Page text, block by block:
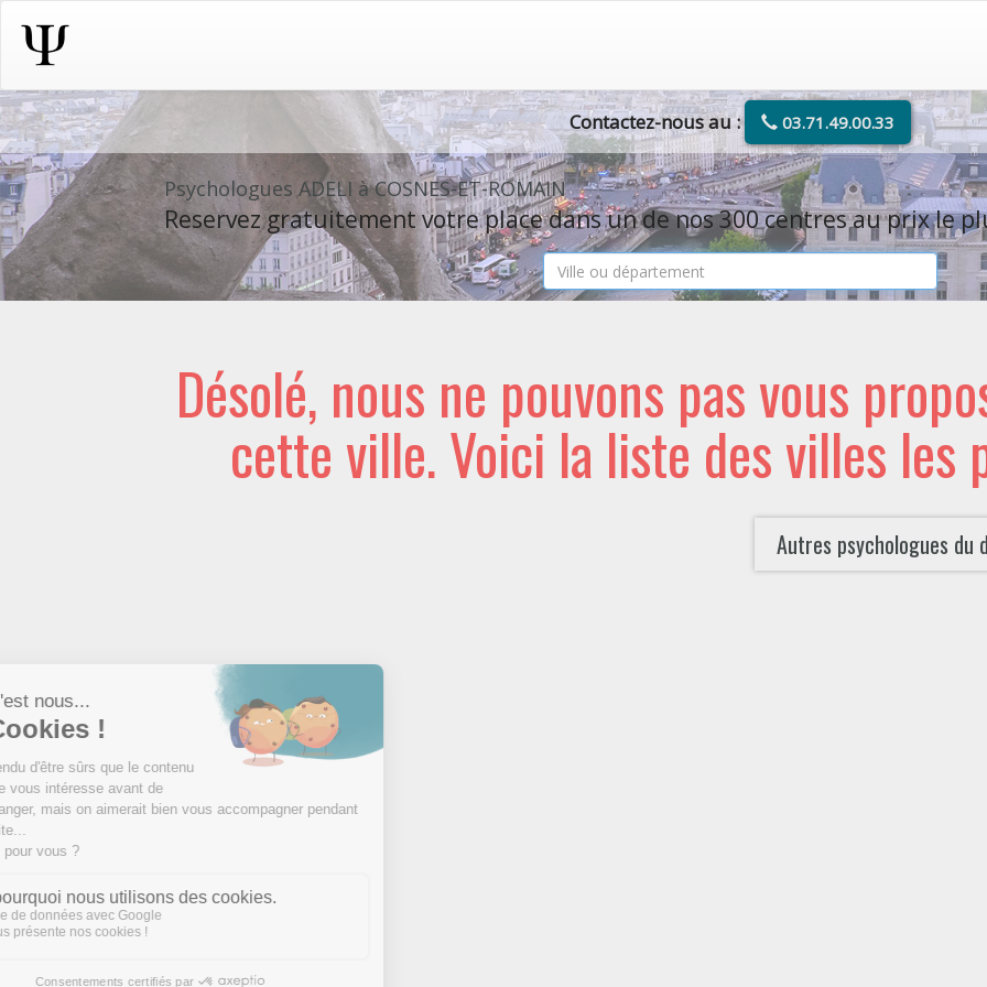
Contactez-nous au : 03.71.49.00.33
Psychologues ADELI à COSNES-ET-ROMAIN
Reservez gratuitement votre place dans un de nos 300 centres au prix le
Désolé, nous ne pouvons pas vous
cette ville. Voici la liste des villes les
Autres psychologues du